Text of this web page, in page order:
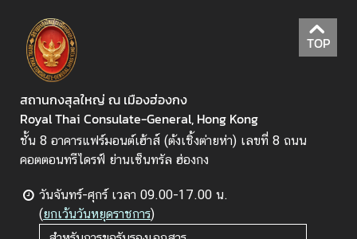
า
ร
ป
ร
ะ
ช
า
ช
ข่
TOP
สถานกงสุลใหญ่ ณ เมืองฮ่องกง
Royal Thai Consulate-General, Hong Kong
ชั้น 8 อาคารแฟร์มอนต์เฮ้าส์ (ต้งเชิ้งต่ายห่า) เลขที่ 8 ถนน
คอตตอนทรีไดรฟ์ ย่านเซ็นทรัล ฮ่องกง
วันจันทร์-ศุกร์ เวลา 09.00-17.00 น.
(ยกเว้นวันหยุดราชการ)